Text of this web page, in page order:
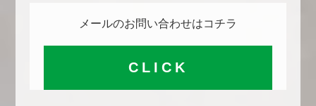
メールのお問い合わせはコチラ
CLICK